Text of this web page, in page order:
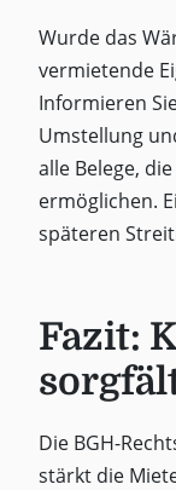
Wurde das
vermietende
Informieren
Umstellung
alle Belege,
ermöglichen.
späteren
Fazit:
Die BGH-
stärkt die